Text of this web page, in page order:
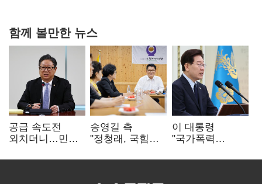
함께 볼만한 뉴스
공급 속도전
외치더니…민주,
리모델링'까지
송영길 측
"정청래, 국힘
민주당 대표로
이 대통령
"국가폭력
적극적 조사로